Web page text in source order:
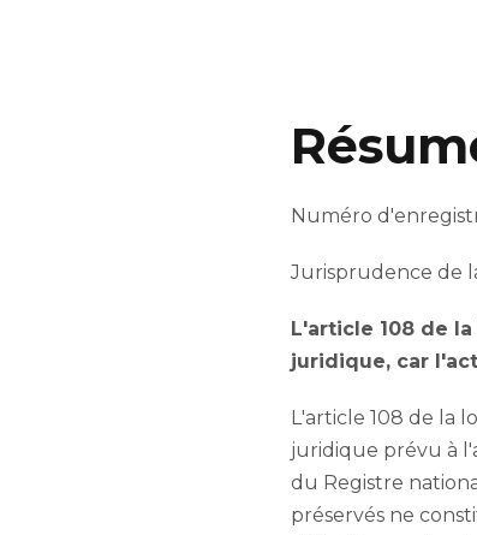
Numéro
Jurisprudence de
L'article 108 de
juridique, car
L'article 108 de la
juridique prévu à
du Registre
préservés ne